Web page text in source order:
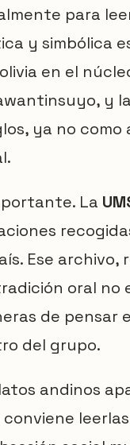
para
y simbólica
en el
y
ya no
La
Ese archivo,
oral
de
del grupo.
andinos